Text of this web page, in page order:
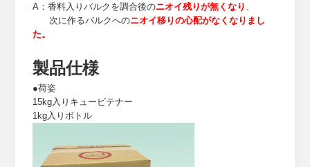
A：香料入りバルクを調合後のニオイ残りが無くなり
次に作るバルクへのニオイ移りの心配がなくなりまし
た。
製品仕様
●荷姿
15kg入りキュービテナー
1kg入りボトル